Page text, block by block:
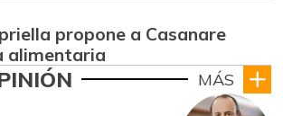
propone a Casanare
alimentaria
MÁS